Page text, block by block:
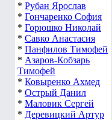
* Рубан Ярослав
* Гончаренко София
* Горюшко Николай
* Савко Анастасия
* Панфилов Тимофей
* Азаров-Кобзарь
Тимофей
* Ковыренко Ахмед
* Острый Данил
* Маловик Сергей
* Деревицкий Артур